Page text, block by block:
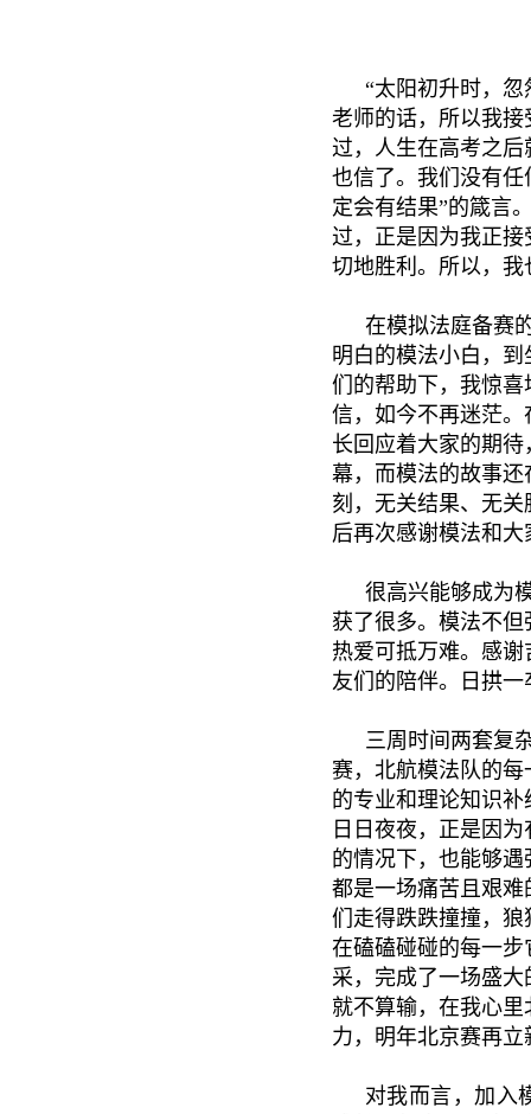
“太阳初升时，
老师的话，所以我
过，人生在高考之
也信了。我们没有
定会有结果”的箴言
过，正是因为我正
切地胜利。所以，
在模拟法庭备赛
明白的模法小白，
们的帮助下，我惊
信，如今不再迷茫
长回应着大家的期
幕，而模法的故事
刻，无关结果、无
后再次感谢模法和
很高兴能够成为
获了很多。模法不
热爱可抵万难。感
友们的陪伴。日拱
三周时间两套复
赛，北航模法队的
的专业和理论知识
日日夜夜，正是因
的情况下，也能够
都是一场痛苦且艰
们走得跌跌撞撞，
在磕磕碰碰的每一
采，完成了一场盛
就不算输，在我心
力，明年北京赛再立
对我而言，加入